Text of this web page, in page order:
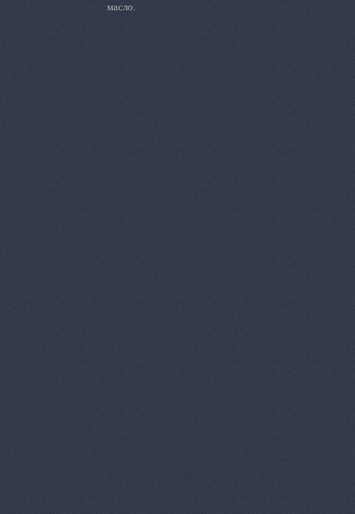
масло.